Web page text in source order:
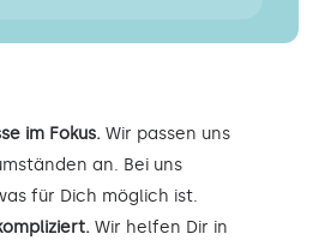
im Fokus. Wir passen uns
an. Bei uns
für Dich möglich ist.
Wir helfen Dir in